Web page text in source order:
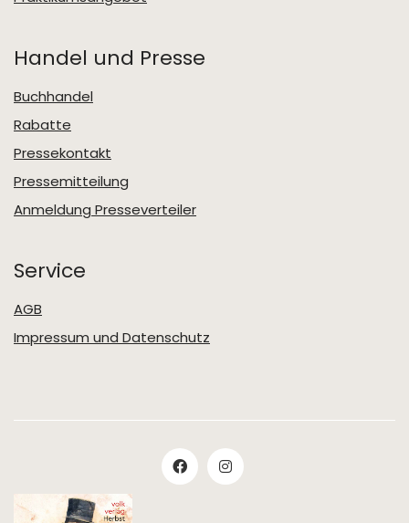
Handel und Presse
Buchhandel
Rabatte
Pressekontakt
Pressemitteilung
Anmeldung Presseverteiler
Service
AGB
Impressum und Datenschutz